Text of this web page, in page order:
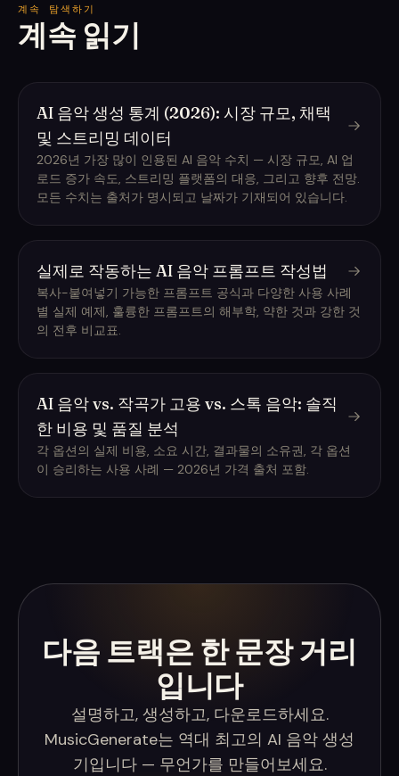
계속 탐색하기
계속 읽기
AI 음악 생성 통계 (2026): 시장 규모, 채택
및 스트리밍 데이터
2026년 가장 많이 인용된 AI 음악 수치 — 시장 규모, AI 업
로드 증가 속도, 스트리밍 플랫폼의 대응, 그리고 향후 전망.
모든 수치는 출처가 명시되고 날짜가 기재되어 있습니다.
실제로 작동하는 AI 음악 프롬프트 작성법
복사-붙여넣기 가능한 프롬프트 공식과 다양한 사용 사례
별 실제 예제, 훌륭한 프롬프트의 해부학, 약한 것과 강한 것
의 전후 비교표.
AI 음악 vs. 작곡가 고용 vs. 스톡 음악: 솔직
한 비용 및 품질 분석
각 옵션의 실제 비용, 소요 시간, 결과물의 소유권, 각 옵션
이 승리하는 사용 사례 — 2026년 가격 출처 포함.
다음 트랙은 한 문장 거리
입니다
설명하고, 생성하고, 다운로드하세요.
MusicGenerate는 역대 최고의 AI 음악 생성
기입니다 — 무언가를 만들어보세요.